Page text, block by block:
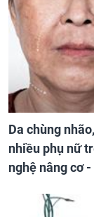
Da chùng
nhiều phụ nữ
nghệ nâng cơ